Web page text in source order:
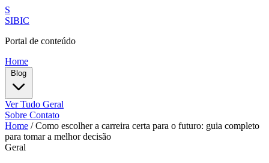
S
SIBIC
Portal de conteúdo
Home
Ver Tudo Geral
Sobre Contato
Home / Como escolher a carreira certa para o futuro: guia completo
para tomar a melhor decisão
Geral